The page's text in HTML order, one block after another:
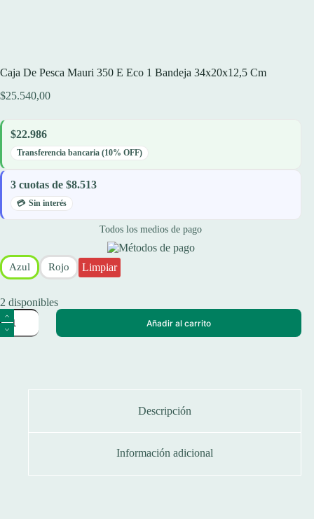
Caja De Pesca Mauri 350 E Eco 1 Bandeja 34x20x12,5 Cm
$25.540,00
$22.986
Transferencia bancaria (10% OFF)
3 cuotas de $8.513
Sin interés
Todos los medios de pago
Azul Rojo Limpiar
2 disponibles
Caja
De
Pesca
Añadir al carrito
Descripción
Información adicional